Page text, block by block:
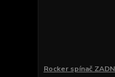
Rocker spínač